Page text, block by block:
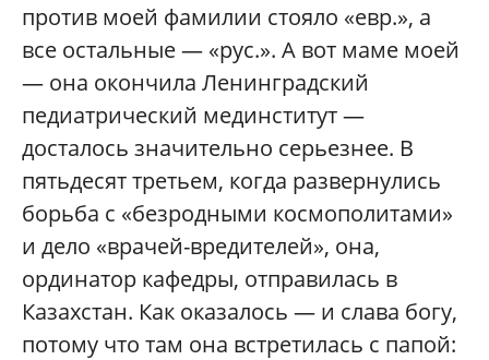
против моей фамилии стояло «евр.», а
все остальные — «рус.». А вот маме моей
— она окончила Ленинградский
педиатрический мединститут —
досталось значительно серьезнее. В
пятьдесят третьем, когда развернулись
борьба с «безродными космополитами»
и дело «врачей-вредителей», она,
ординатор кафедры, отправилась в
Казахстан. Как оказалось — и слава богу,
потому что там она встретилась с папой: